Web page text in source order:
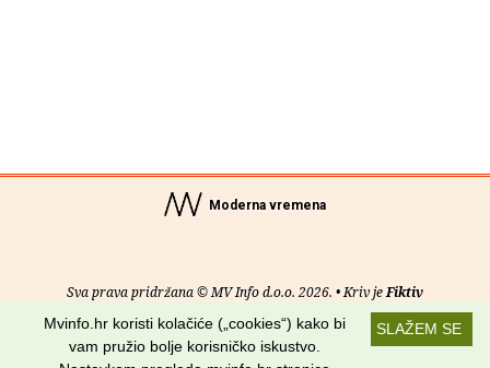
Moderna vremena
Sva prava pridržana © MV Info d.o.o. 2026. • Kriv jeFiktiv
Uvjeti korištenja RSS kanaliSLAŽEM SE
Mvinfo.hr koristi kolačiće („cookies“) kako bi
vam pružio bolje korisničko iskustvo.